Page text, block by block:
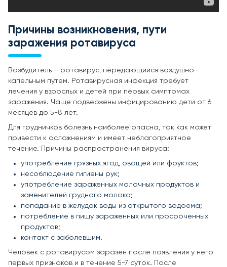
Причины возникновения, пути
заражения ротавируса
Возбудитель – ротавирус, передающийся воздушно-
капельным путем. Ротавирусная инфекция требует
лечения у взрослых и детей при первых симптомах
заражения. Чаще подвержены инфицированию дети от 6
месяцев до 5-8 лет.
Для грудничков болезнь наиболее опасна, так как может
привести к осложнениям и имеет неблагоприятное
течение. Причины распространения вируса:
употребление грязных ягод, овощей или фруктов;
несоблюдение гигиены рук;
употребление зараженных молочных продуктов и
заменителей грудного молока;
попадание в желудок воды из открытого водоема;
потребление в пищу зараженных или просроченных
продуктов;
контакт с заболевшим.
Человек с ротавирусом заразен после появления у него
первых признаков и в течение 5-7 суток. После